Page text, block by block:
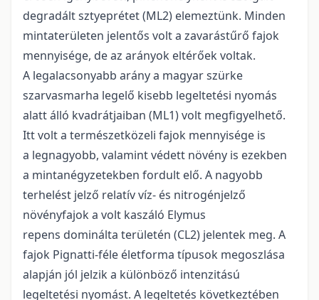
degradált sztyeprétet (ML2) elemeztünk. Minden
mintaterületen jelentős volt a zavarástűrő fajok
mennyisége, de az arányok eltérőek voltak.
A legalacsonyabb arány a magyar szürke
szarvasmarha legelő kisebb legeltetési nyomás
alatt álló kvadrátjaiban (ML1) volt megfigyelhető.
Itt volt a természetközeli fajok mennyisége is
a legnagyobb, valamint védett növény is ezekben
a mintanégyzetekben fordult elő. A nagyobb
terhelést jelző relatív víz- és nitrogénjelző
növényfajok a volt kaszáló Elymus
repens dominálta területén (CL2) jelentek meg. A
fajok Pignatti-féle életforma típusok megoszlása
alapján jól jelzik a különböző intenzitású
legeltetési nyomást. A legeltetés következtében